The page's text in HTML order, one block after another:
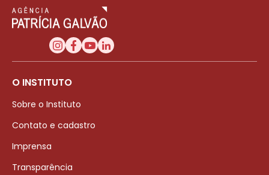
O INSTITUTO
Sobre o Instituto
Contato e cadastro
Imprensa
Transparência